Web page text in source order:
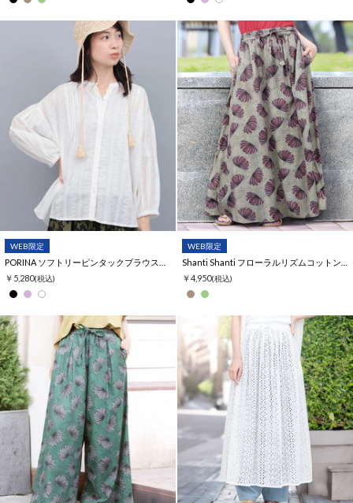
WEB限定
￥5,280(税込)
WEB限定
￥4,950(税込)